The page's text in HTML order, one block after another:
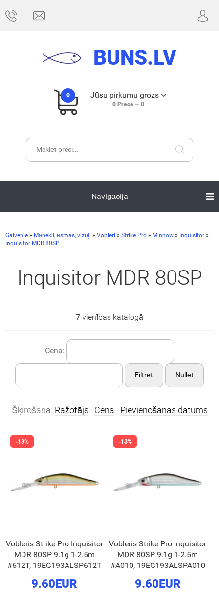
BUNS.LV
0 Jūsu pirkumu grozs
0Prece — 0
Navigācija
Galvenie » Mānekļi, ēsmas, vizuļi » Vobleri » Strike Pro » Minnow » Inquisitor »
Inquisitor MDR 80SP
Inquisitor MDR 80SP
7 vienības katalogā
Cena:
Filtrēt Nullēt
Šķirošana: Ražotājs · Cena · Pievienošanas datums
Vobleris Strike Pro Inquisitor
MDR 80SP 9.1g 1-2.5m
#612T, 19EG193ALSP612T
9.60EUR
Vobleris Strike Pro Inquisitor
MDR 80SP 9.1g 1-2.5m
#A010, 19EG193ALSPA010
9.60EUR